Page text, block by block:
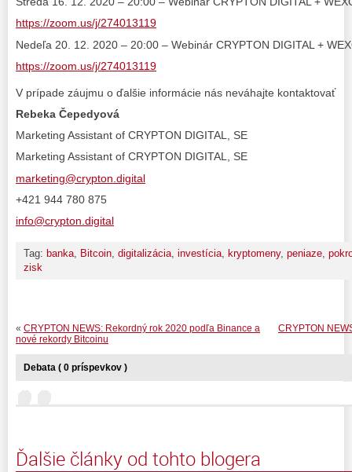
https://zoom.us/j/274013119
Nedeľa 20. 12. 2020 – 20:00 – Webinár CRYPTON DIGITAL +
https://zoom.us/j/274013119
V prípade záujmu o ďalšie informácie nás neváhajte kontaktovať
Rebeka Čepedyová
Marketing Assistant of CRYPTON DIGITAL, SE
Marketing Assistant of CRYPTON DIGITAL, SE
marketing@crypton.digital
+421 944 780 875
info@crypton.digital
Tag: banka Bitcoin digitalizácia investícia kryptomeny, peniaze
zisk
CRYPTON
« CRYPTON NEWS: Rekordný rok 2020 podľa Binance a
nové rekordy Bitcoinu
Debata ( 0 príspevkov )
Ďalšie články od tohto blogera